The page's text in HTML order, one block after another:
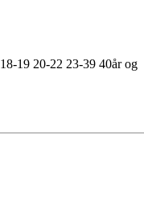
19 20-22 23-39 40år og